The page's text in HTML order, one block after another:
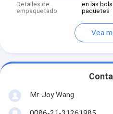
Detalles de
empaquetado
en las
paquetes
Vea
Mr. Joy Wang